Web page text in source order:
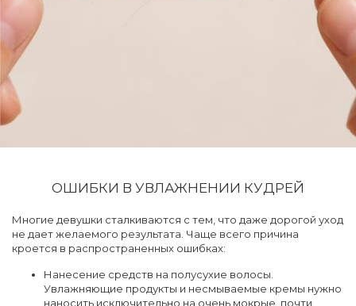
ОШИБКИ В УВЛАЖНЕНИИ КУДРЕЙ
Многие девушки сталкиваются с тем, что даже дорогой уход
не дает желаемого результата. Чаще всего причина
кроется в распространенных ошибках:
Нанесение средств на полусухие волосы.
Увлажняющие продукты и несмываемые кремы нужно
наносить исключительно на очень мокрые, почти